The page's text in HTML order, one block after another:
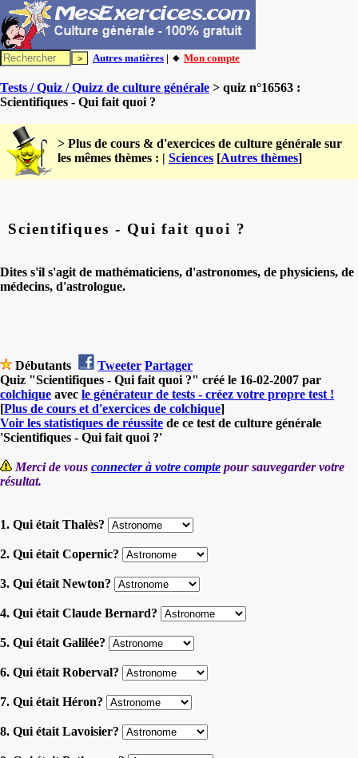
Autres matières | 🔸 Mon compte
Tests / Quiz / Quizz de culture générale > quiz n°16563 :
Scientifiques - Qui fait quoi ?
> Plus de cours & d'exercices de culture générale sur
les mêmes thèmes : | Sciences [Autres thèmes]
Scientifiques - Qui fait quoi ?
Dites s'il s'agit de mathématiciens, d'astronomes, de physiciens, de
médecins, d'astrologue.
Débutants Tweeter Partager
Quiz "Scientifiques - Qui fait quoi ?" créé le 16-02-2007 par
colchique avec le générateur de tests - créez votre propre test !
[Plus de cours et d'exercices de colchique]
Voir les statistiques de réussite de ce test de culture générale
'Scientifiques - Qui fait quoi ?'
Merci de vous connecter à votre compte pour sauvegarder votre
résultat.
1. Qui était Thalès?
2. Qui était Copernic?
3. Qui était Newton?
4. Qui était Claude Bernard?
5. Qui était Galilée?
6. Qui était Roberval?
7. Qui était Héron?
8. Qui était Lavoisier?